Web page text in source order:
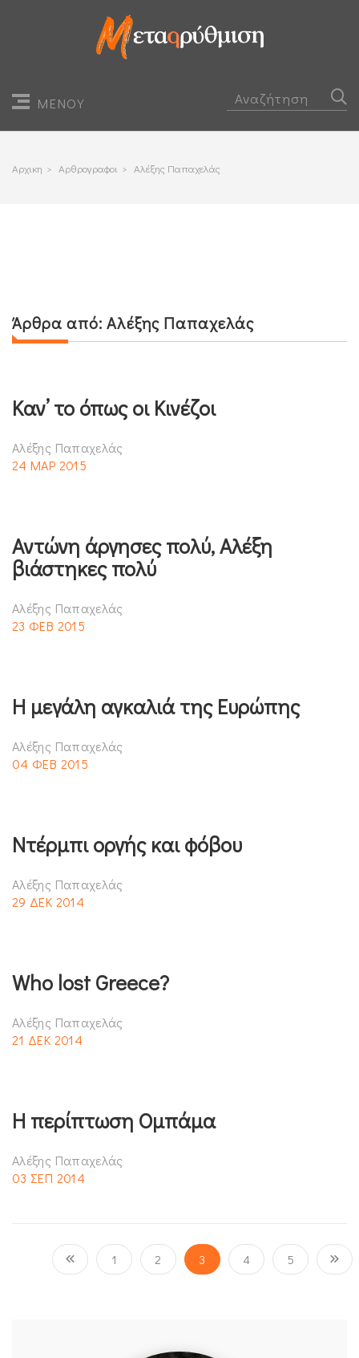
ΜΕΝΟΥ
Αρχικη > Αρθρογραφοι > Αλέξης Παπαχελάς
Άρθρα από:Αλέξης Παπαχελάς
Καν’ το όπως οι Κινέζοι
Αλέξης Παπαχελάς
24 ΜΑΡ 2015
Αντώνη άργησες πολύ, Αλέξη
βιάστηκες πολύ
Αλέξης Παπαχελάς
23 ΦΕΒ 2015
Η μεγάλη αγκαλιά της Ευρώπης
Αλέξης Παπαχελάς
04 ΦΕΒ 2015
Ντέρμπι οργής και φόβου
Αλέξης Παπαχελάς
29 ΔΕΚ 2014
Who lost Greece?
Αλέξης Παπαχελάς
21 ΔΕΚ 2014
Η περίπτωση Ομπάμα
Αλέξης Παπαχελάς
03 ΣΕΠ 2014
1 2 3 4 5